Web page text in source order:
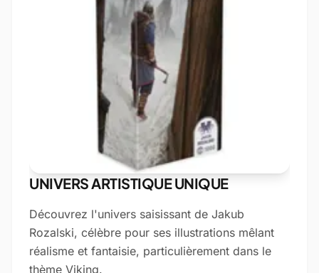
UNIVERS ARTISTIQUE UNIQUE
Découvrez l'univers saisissant de Jakub
Rozalski, célèbre pour ses illustrations mêlant
réalisme et fantaisie, particulièrement dans le
thème Viking.